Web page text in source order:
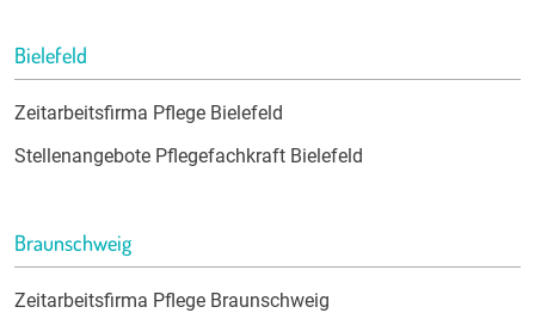
Bielefeld
Zeitarbeitsfirma Pflege Bielefeld
Stellenangebote Pflegefachkraft Bielefeld
Braunschweig
Zeitarbeitsfirma Pflege Braunschweig